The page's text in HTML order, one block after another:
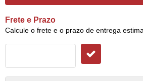
Frete e Prazo
Calcule o frete e o prazo de entrega